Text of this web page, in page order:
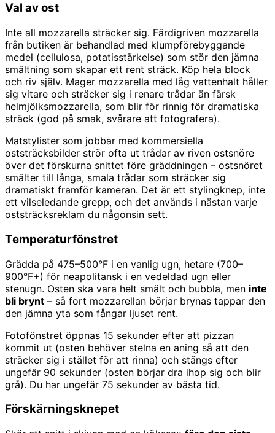
Val av ost
Inte all mozzarella sträcker sig. Färdigriven mozzarella
från butiken är behandlad med klumpförebyggande
medel (cellulosa, potatisstärkelse) som stör den jämna
smältning som skapar ett rent sträck. Köp hela block
och riv själv. Mager mozzarella med låg vattenhalt håller
sig vitare och sträcker sig i renare trådar än färsk
helmjölksmozzarella, som blir för rinnig för dramatiska
sträck (god på smak, svårare att fotografera).
Matstylister som jobbar med kommersiella
oststräcksbilder strör ofta ut trådar av riven ostsnöre
över det förskurna snittet före gräddningen – ostsnöret
smälter till långa, smala trådar som sträcker sig
dramatiskt framför kameran. Det är ett stylingknep, inte
ett vilseledande grepp, och det används i nästan varje
oststräcksreklam du någonsin sett.
Temperaturfönstret
Grädda på 475–500°F i en vanlig ugn, hetare (700–
900°F+) för neapolitansk i en vedeldad ugn eller
stenugn. Osten ska vara helt smält och bubbla, men inte
bli brynt – så fort mozzarellan börjar brynas tappar den
den jämna yta som fångar ljuset rent.
Fotofönstret öppnas 15 sekunder efter att pizzan
kommit ut (osten behöver stelna en aning så att den
sträcker sig i stället för att rinna) och stängs efter
ungefär 90 sekunder (osten börjar dra ihop sig och blir
grå). Du har ungefär 75 sekunder av bästa tid.
Förskärningsknepet